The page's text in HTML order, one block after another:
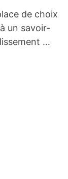
de choix
un savoir-
…